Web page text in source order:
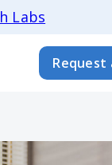
Labs
Request